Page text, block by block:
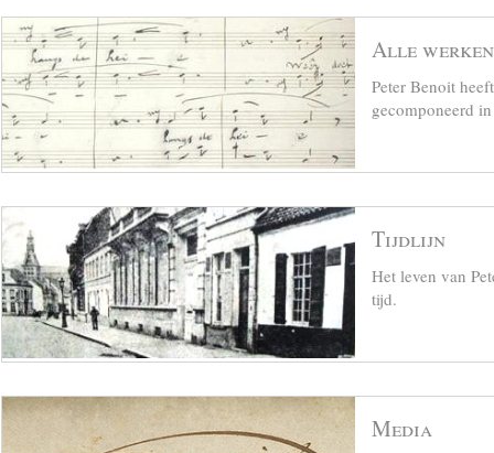
Alle werken
Peter Benoit
gecomponeerd
Tijdlijn
Het leven van
tijd.
Media